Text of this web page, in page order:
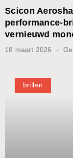
Scicon
performance-
vernieuwd
18 maart 2026
brillen